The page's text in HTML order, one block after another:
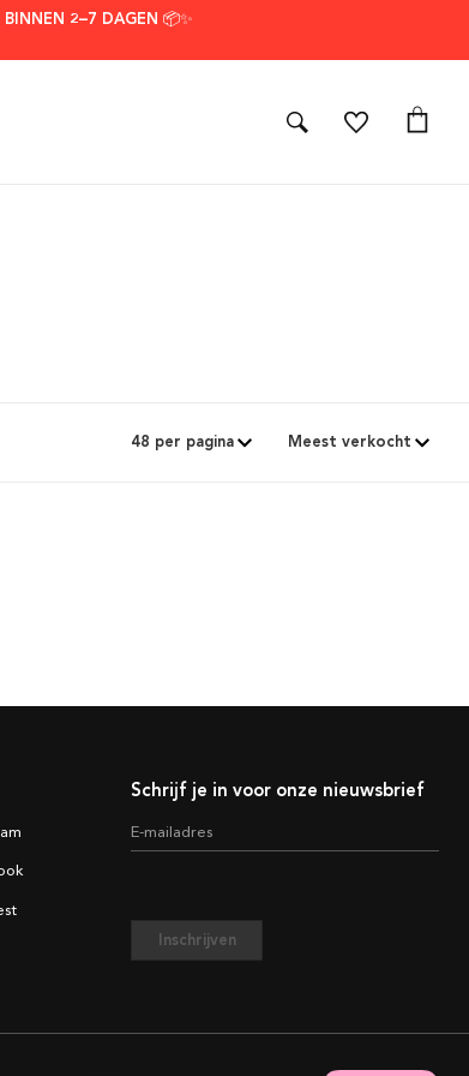
2–7 DAGEN 📦✨
Schrijf je in voor onze nieuwsbrief
E-mailadres
Inschrijven